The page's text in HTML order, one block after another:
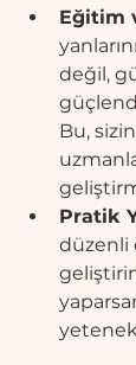
Eğitim
değil,
Bu,
Pratik
düzenli